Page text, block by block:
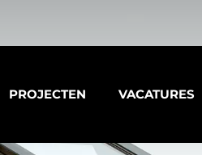
PROJECTEN VACATURES